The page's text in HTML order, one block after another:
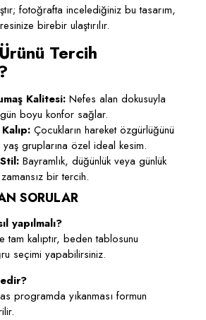
fotoğrafta incelediğiniz bu tasarım,
birebir ulaştırılır.
Tercih
Kalitesi: Nefes alan dokusuyla
boyu konfor sağlar.
Çocukların hareket özgürlüğünü
yaş gruplarına özel ideal kesim.
Bayramlık, düğünlük veya günlük
bir tercih.
SORULAR
yapılmalı?
tam kalıptır, beden tablosunu
seçimi yapabilirsiniz.
programda yıkanması formun